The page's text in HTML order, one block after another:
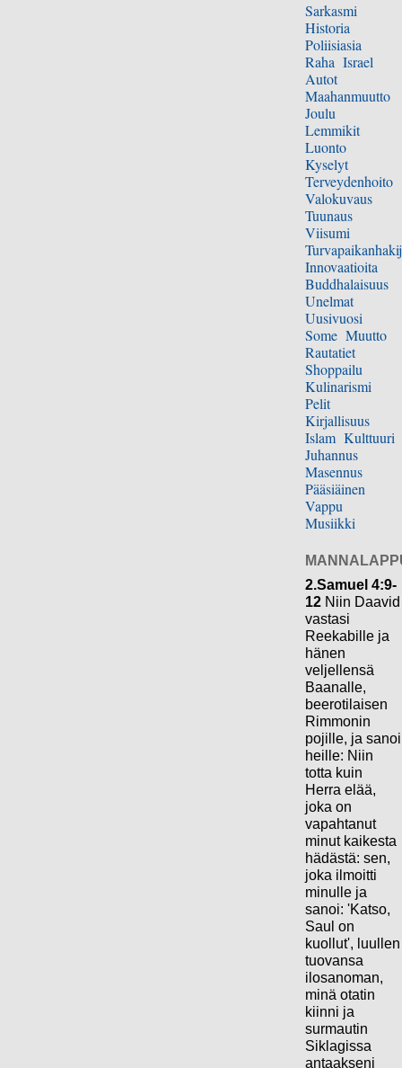
Sarkasmi
Historia
Poliisiasia
Raha Israel
Autot
Maahanmuutto
Joulu
Lemmikit
Luonto
Kyselyt
Terveydenhoito
Valokuvaus
Tuunaus
Viisumi
Innovaatioita
Buddhalaisuus
Unelmat
Uusivuosi
Some Muutto
Rautatiet
Shoppailu
Kulinarismi
Pelit
Kirjallisuus
Islam Kulttuuri
Juhannus
Masennus
Pääsiäinen
Vappu
Musiikki
2.Samuel 4:9-
12 Niin Daavid
vastasi
Reekabille ja
hänen
veljellensä
Baanalle,
beerotilaisen
Rimmonin
pojille, ja sanoi
heille: Niin
totta kuin
Herra elää,
joka on
vapahtanut
minut kaikesta
hädästä: sen,
joka ilmoitti
minulle ja
sanoi: 'Katso,
Saul on
kuollut', luullen
tuovansa
ilosanoman,
minä otatin
kiinni ja
surmautin
Siklagissa
antaakseni